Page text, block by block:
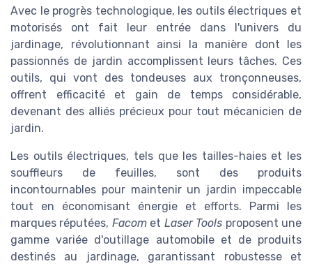
Avec le progrès technologique, les outils électriques et
motorisés ont fait leur entrée dans l'univers du
jardinage, révolutionnant ainsi la manière dont les
passionnés de jardin accomplissent leurs tâches. Ces
outils, qui vont des tondeuses aux tronçonneuses,
offrent efficacité et gain de temps considérable,
devenant des alliés précieux pour tout mécanicien de
jardin.
Les outils électriques, tels que les tailles-haies et les
souffleurs de feuilles, sont des produits
incontournables pour maintenir un jardin impeccable
tout en économisant énergie et efforts. Parmi les
marques réputées, Facomet Laser Tools proposent une
gamme variée d'outillage automobile et de produits
destinés au jardinage, garantissant robustesse et